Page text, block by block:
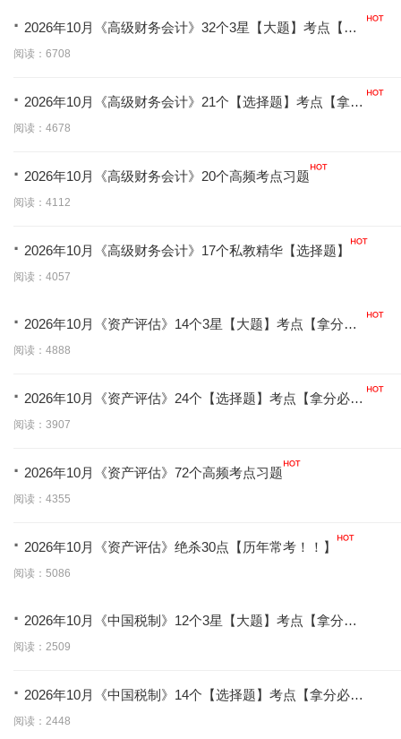
· 2026年10月《高级财务会计》32个3星【大题】考点【拿
分必背】
阅读：6708
· 2026年10月《高级财务会计》21个【选择题】考点【拿分
必学】
阅读：4678
· 2026年10月《高级财务会计》20个高频考点习题
阅读：4112
· 2026年10月《高级财务会计》17个私教精华【选择题】
阅读：4057
· 2026年10月《资产评估》14个3星【大题】考点【拿分必
背】
阅读：4888
· 2026年10月《资产评估》24个【选择题】考点【拿分必
学】
阅读：3907
· 2026年10月《资产评估》72个高频考点习题
阅读：4355
· 2026年10月《资产评估》绝杀30点【历年常考！！】
阅读：5086
· 2026年10月《中国税制》12个3星【大题】考点【拿分必
背】
阅读：2509
· 2026年10月《中国税制》14个【选择题】考点【拿分必
学】
阅读：2448